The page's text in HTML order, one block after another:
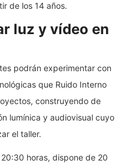
de los 14 años.
luz y vídeo en
podrán experimentar con
que Ruido Interno
construyendo de
lumínica y audiovisual cuyo
el taller.
horas, dispone de 20